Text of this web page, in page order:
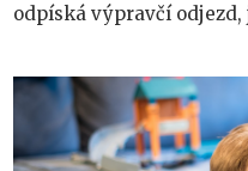
odpíská výpravčí odjezd,